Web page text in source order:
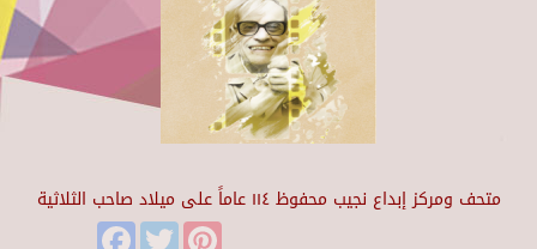
متحف ومركز إبداع نجيب محفوظ ١١٤ عاماً على ميلاد صاحب الثلاثية
FacebookTwitter